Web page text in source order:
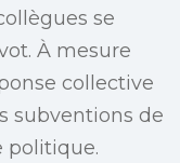
se
À mesure
collective
subventions de
politique.